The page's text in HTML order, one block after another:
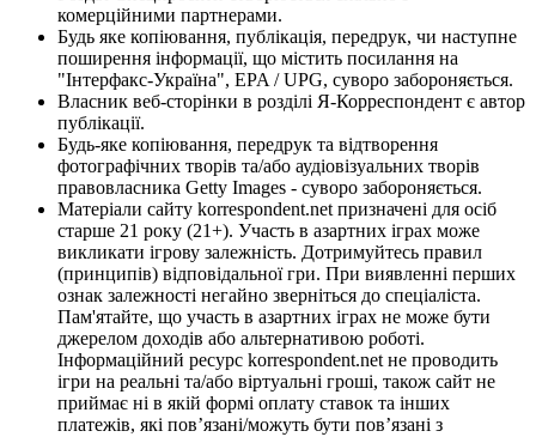
комерційними партнерами.
Будь яке копіювання, публікація, передрук, чи наступне
поширення інформації, що містить посилання на
"Інтерфакс-Україна", EPA / UPG, суворо забороняється.
Власник веб-сторінки в розділі Я-Корреспондент є автор
публікації.
Будь-яке копіювання, передрук та відтворення
фотографічних творів та/або аудіовізуальних творів
правовласника Getty Images - суворо забороняється.
Матеріали сайту korrespondent.net призначені для осіб
старше 21 року (21+). Участь в азартних іграх може
викликати ігрову залежність. Дотримуйтесь правил
(принципів) відповідальної гри. При виявленні перших
ознак залежності негайно зверніться до спеціаліста.
Пам'ятайте, що участь в азартних іграх не може бути
джерелом доходів або альтернативою роботі.
Інформаційний ресурс korrespondent.net не проводить
ігри на реальні та/або віртуальні гроші, також сайт не
приймає ні в якій формі оплату ставок та інших
платежів, які пов’язані/можуть бути пов’язані з